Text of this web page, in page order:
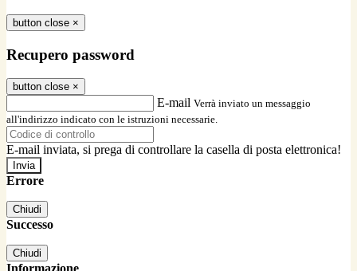
button close ×
Recupero password
button close ×
E-mail Verrà inviato un messaggio
all'indirizzo indicato con le istruzioni necessarie.
E-mail inviata, si prega di controllare la casella di posta elettronica!
Errore
Chiudi
Successo
Chiudi